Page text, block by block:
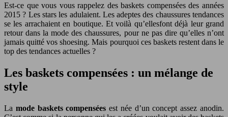
Est-ce que vous vous rappelez des baskets compensées des années
2015 ? Les stars les adulaient. Les adeptes des chaussures tendances
se les arrachaient en boutique. Et voilà qu’ellesfont déjà leur grand
retour dans la mode des chaussures, pour ne pas dire qu’elles n’ont
jamais quitté vos shoesing. Mais pourquoi ces baskets restent dans le
top des tendances actuelles ?
Les baskets compensées : un mélange de
style
La mode baskets compensées est née d’un concept assez anodin.